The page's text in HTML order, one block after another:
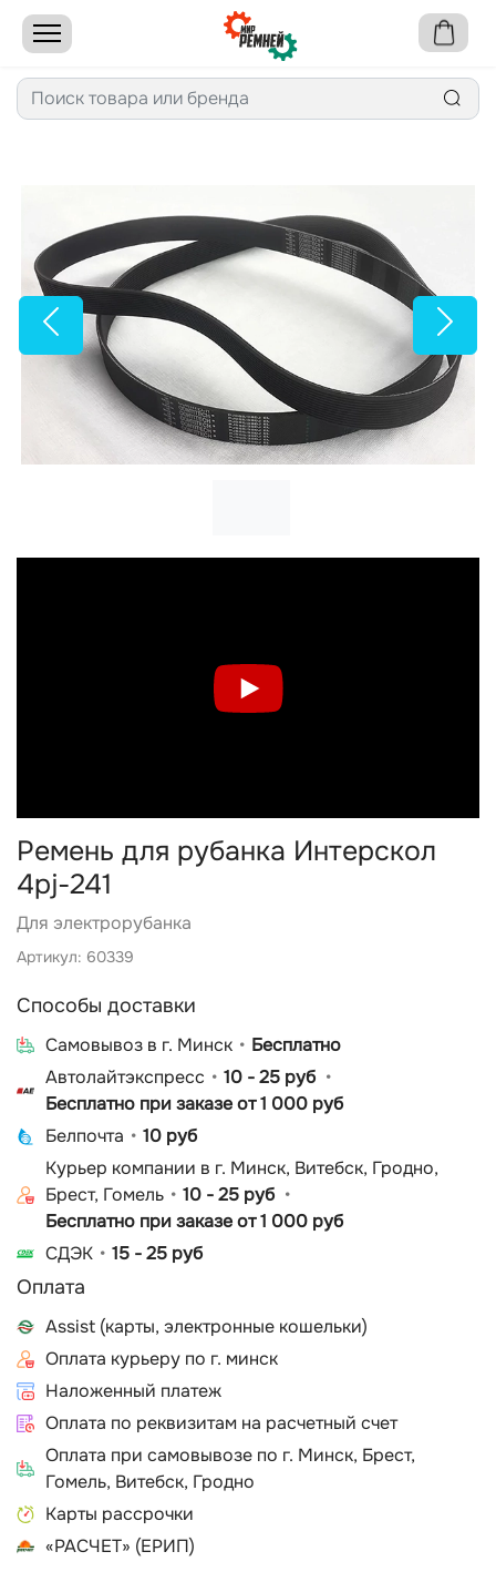
Ремень для рубанка Интерскол
4pj-241
Для электрорубанка
Артикул: 60339
Способы доставки
Cамовывоз в г. Минск
Бесплатно
Автолайтэкспресс
10 - 25 руб
Бесплатно при заказе от 1 000 руб
Белпочта
10 руб
Курьер компании в г. Минск, Витебск, Гродно,
Брест, Гомель
10 - 25 руб
Бесплатно при заказе от 1 000 руб
СДЭК
15 - 25 руб
Оплата
Assist (карты, электронные кошельки)
Оплата курьеру по г. минск
Наложенный платеж
Оплата по реквизитам на расчетный счет
Оплата при самовывозе по г. Минск, Брест,
Гомель, Витебск, Гродно
Карты рассрочки
«РАСЧЕТ» (ЕРИП)